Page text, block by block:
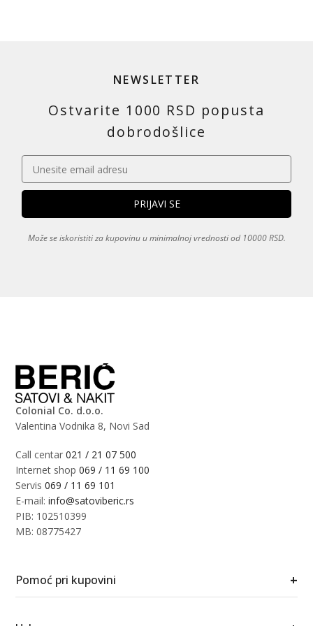
NEWSLETTER
Ostvarite 1000 RSD popusta
dobrodošlice
Može se iskoristiti za kupovinu u minimalnoj vrednosti od 10000 RSD.
Colonial Co. d.o.o.
Valentina Vodnika 8, Novi Sad
Call centar021 / 21 07 500
Internet shop069 / 11 69 100
Servis069 / 11 69 101
E-mail:info@satoviberic.rs
PIB: 102510399
MB: 08775427
Pomoć pri kupovini +